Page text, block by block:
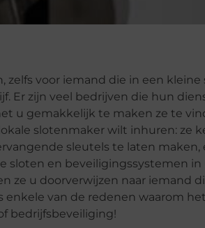
voor iemand die in een
Er zijn veel bedrijven die hun
u gemakkelijk te maken ze te
slotenmaker wilt inhuren: ze
sleutels te laten maken,
sloten en beveiligingssystemen
ze u doorverwijzen naar iemand
van de redenen waarom
bedrijfsbeveiliging!